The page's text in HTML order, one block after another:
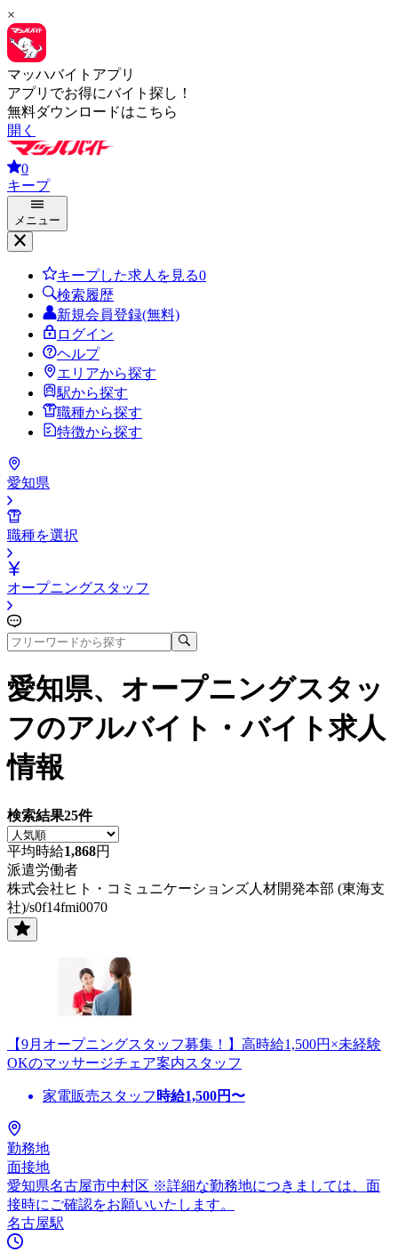
×
マッハバイトアプリ
アプリでお得にバイト探し！
無料ダウンロードはこちら
開く
0
キープ
メニュー
キープした求人を見る0
検索履歴
新規会員登録(無料)
ログイン
ヘルプ
エリアから探す
駅から探す
職種から探す
特徴から探す
愛知県
職種を選択
オープニングスタッフ
愛知県、オープニングスタッ
フのアルバイト・バイト求人
情報
検索結果25件
平均時給1,868円
派遣労働者
株式会社ヒト・コミュニケーションズ人材開発本部 (東海支
社)/s0f14fmi0070
【9月オープニングスタッフ募集！】高時給1,500円×未経験
OKのマッサージチェア案内スタッフ
家電販売スタッフ 時給1,500円〜
勤務地
面接地
愛知県名古屋市中村区 ※詳細な勤務地につきましては、面
接時にご確認をお願いいたします。
名古屋駅